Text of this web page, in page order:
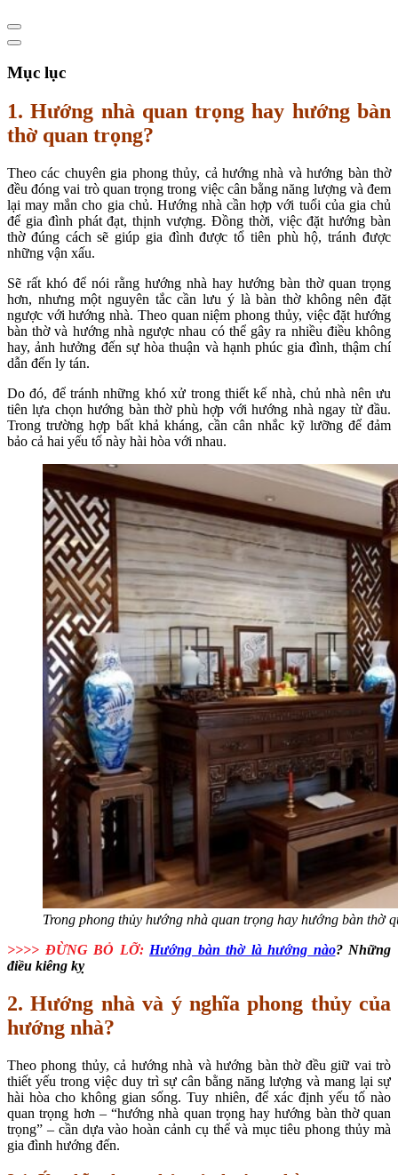
Mục lục
1. Hướng nhà quan trọng hay hướng bàn
thờ quan trọng?
Theo các chuyên gia phong thủy, cả hướng nhà và hướng bàn thờ
đều đóng vai trò quan trọng trong việc cân bằng năng lượng và đem
lại may mắn cho gia chủ. Hướng nhà cần hợp với tuổi của gia chủ
để gia đình phát đạt, thịnh vượng. Đồng thời, việc đặt hướng bàn
thờ đúng cách sẽ giúp gia đình được tổ tiên phù hộ, tránh được
những vận xấu.
Sẽ rất khó để nói rằng hướng nhà hay hướng bàn thờ quan trọng
hơn, nhưng một nguyên tắc cần lưu ý là bàn thờ không nên đặt
ngược với hướng nhà. Theo quan niệm phong thủy, việc đặt hướng
bàn thờ và hướng nhà ngược nhau có thể gây ra nhiều điều không
hay, ảnh hưởng đến sự hòa thuận và hạnh phúc gia đình, thậm chí
dẫn đến ly tán.
Do đó, để tránh những khó xử trong thiết kế nhà, chủ nhà nên ưu
tiên lựa chọn hướng bàn thờ phù hợp với hướng nhà ngay từ đầu.
Trong trường hợp bất khả kháng, cần cân nhắc kỹ lưỡng để đảm
bảo cả hai yếu tố này hài hòa với nhau.
Trong phong thủy hướng nhà quan trọng hay hướng bàn thờ
>>>> ĐỪNG BỎ LỠ: Hướng bàn thờ là hướng nào? Những
điều kiêng kỵ
2. Hướng nhà và ý nghĩa phong thủy của
hướng nhà?
Theo phong thủy, cả hướng nhà và hướng bàn thờ đều giữ vai trò
thiết yếu trong việc duy trì sự cân bằng năng lượng và mang lại sự
hài hòa cho không gian sống. Tuy nhiên, để xác định yếu tố nào
quan trọng hơn – “hướng nhà quan trọng hay hướng bàn thờ quan
trọng” – cần dựa vào hoàn cảnh cụ thể và mục tiêu phong thủy mà
gia đình hướng đến.